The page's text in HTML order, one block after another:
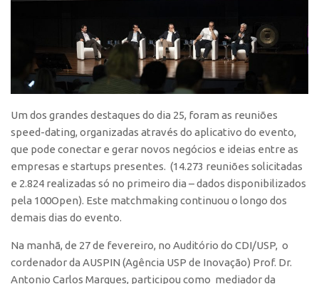
Propriedade Intelectual
Formas de Proteção
Patentes
Marcas
Softwares
Cultivares
Desenho Industrial
Buscar Anterioridade
Como solicitar
VPI – Vocação para Inovação
Um dos grandes destaques do dia 25, foram as reuniões
speed-dating, organizadas através do aplicativo do evento,
que pode conectar e gerar novos negócios e ideias entre as
empresas e startups presentes. (14.273 reuniões solicitadas
e 2.824 realizadas só no primeiro dia – dados disponibilizados
pela 100Open). Este matchmaking continuou o longo dos
demais dias do evento.
Na manhã, de 27 de fevereiro, no Auditório do CDI/USP, o
cordenador da AUSPIN (Agência USP de Inovação) Prof. Dr.
Antonio Carlos Marques, participou como mediador da